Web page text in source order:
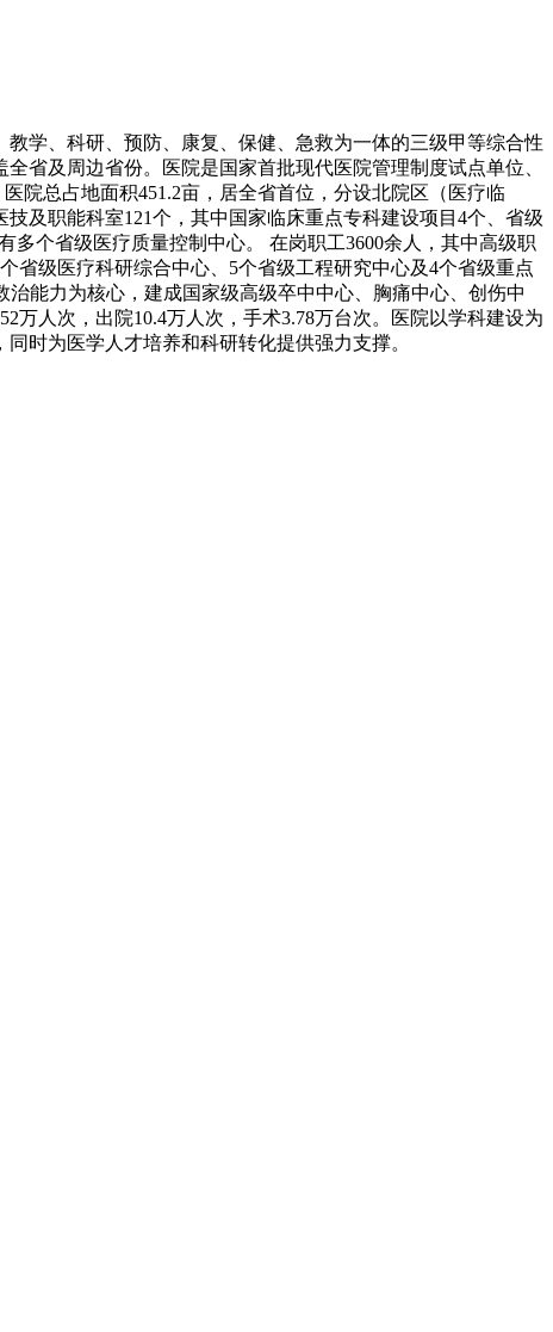
学、科研、预防、康复、保健、急救为一体的三级甲等综合性
省及周边省份。医院是国家首批现代医院管理制度试点单位、
院总占地面积451.2亩，居全省首位，分设北院区（医疗临
及职能科室121个，其中国家临床重点专科建设项目4个、省级
多个省级医疗质量控制中心。 在岗职工3600余人，其中高级职
省级医疗科研综合中心、5个省级工程研究中心及4个省级重点
能力为核心，建成国家级高级卒中中心、胸痛中心、创伤中
人次，出院10.4万人次，手术3.78万台次。医院以学科建设为
时为医学人才培养和科研转化提供强力支撑。